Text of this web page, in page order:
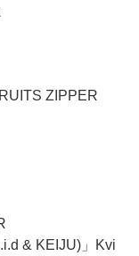
ZIPPER
& KEIJU)」Kvi